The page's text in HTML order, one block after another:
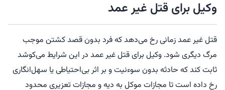
وکیل برای قتل غیر عمد
قتل غیر عمد زمانی رخ می‌دهد که فرد بدون قصد کشتن موجب
مرگ دیگری شود. وکیل برای قتل غیر عمد در این شرایط می‌کوشد
ثابت کند که حادثه بدون سوءنیت و بر اثر بی‌احتیاطی یا سهل‌انگاری
رخ داده است تا مجازات موکل به دیه و مجازات تعزیری محدود